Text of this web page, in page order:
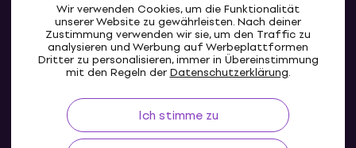
Wir verwenden Cookies, um die Funktionalität
unserer Website zu gewährleisten. Nach deiner
Zustimmung verwenden wir sie, um den Traffic zu
analysieren und Werbung auf Werbeplattformen
Dritter zu personalisieren, immer in Übereinstimmung
mit den Regeln derDatenschutzerklärung.
Ich stimme zu
CH